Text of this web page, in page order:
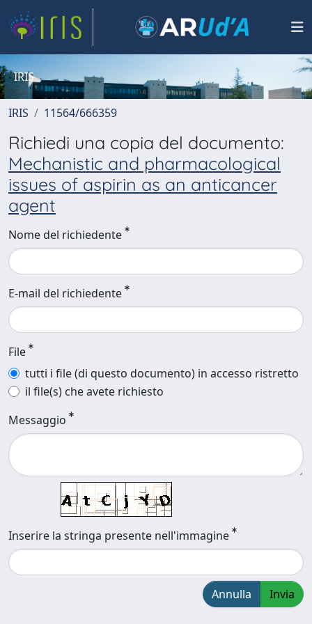
IRIS
IRIS 11564/666359
Richiedi una copia del documento:
Mechanistic and pharmacological
issues of aspirin as an anticancer
agent
Nome del richiedente
E-mail del richiedente
File
tutti i file (di questo documento) in accesso ristretto
il file(s) che avete richiesto
Messaggio
Inserire la stringa presente nell'immagine
Annulla Invia